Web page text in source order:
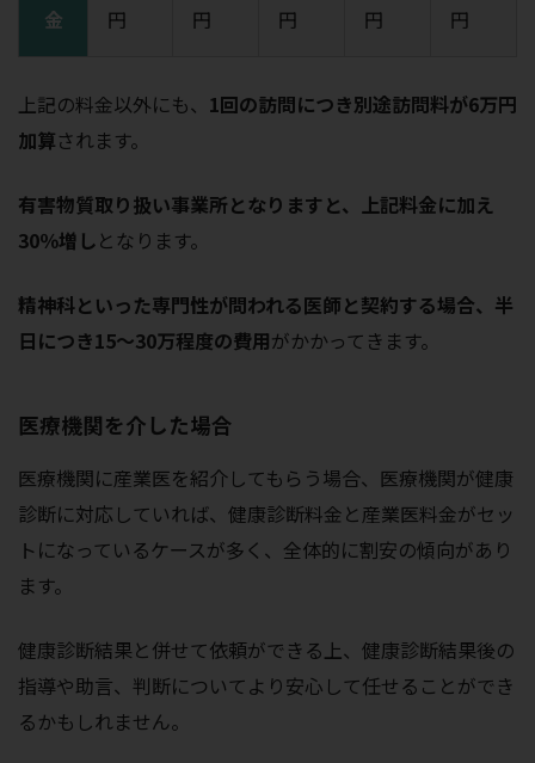
金
円
円
円
円
円
上記の料金以外にも、 1回の訪問につき別途訪問料が6万円
加算されます。
有害物質取り扱い事業所となりますと、上記料金に加え
30％増しとなります。
精神科といった専門性が問われる医師と契約する場合、半
日につき15～30万程度の費用がかかってきます。
医療機関を介した場合
医療機関に産業医を紹介してもらう場合、医療機関が健康
診断に対応していれば、健康診断料金と産業医料金がセッ
トになっているケースが多く、全体的に割安の傾向があり
ます。
健康診断結果と併せて依頼ができる上、健康診断結果後の
指導や助言、判断についてより安心して任せることができ
るかもしれません。